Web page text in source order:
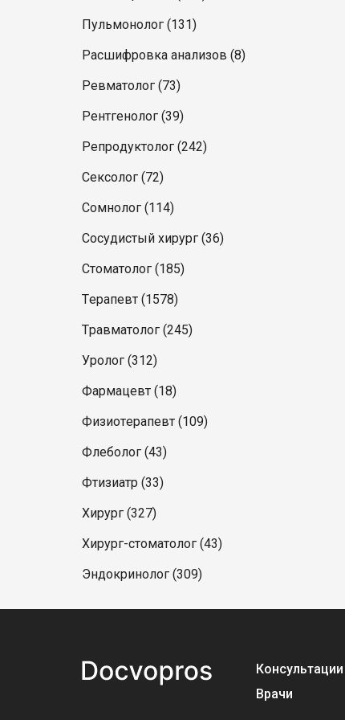
Пульмонолог (131)
Расшифровка анализов (8)
Ревматолог (73)
Рентгенолог (39)
Репродуктолог (242)
Сексолог (72)
Сомнолог (114)
Сосудистый хирург (36)
Стоматолог (185)
Терапевт (1578)
Травматолог (245)
Уролог (312)
Фармацевт (18)
Физиотерапевт (109)
Флеболог (43)
Фтизиатр (33)
Хирург (327)
Хирург-стоматолог (43)
Эндокринолог (309)
Консультации
Врачи